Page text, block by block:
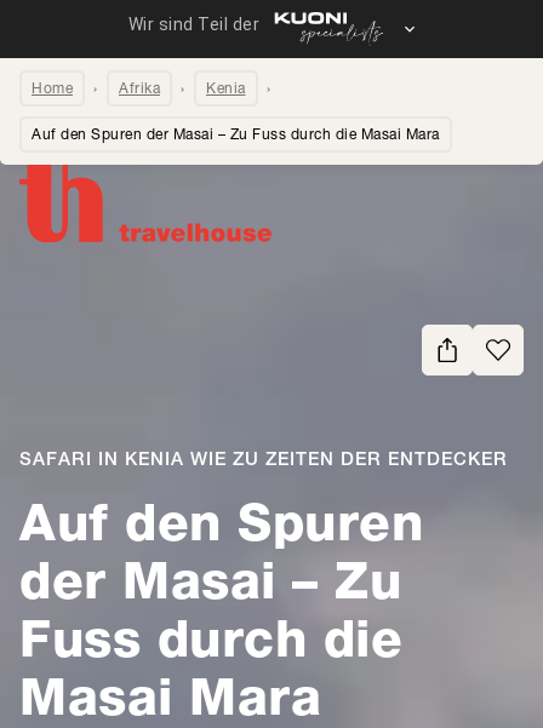
Home Afrika Kenia
Auf den Spuren der Masai – Zu Fuss durch die Masai Mara
Auf den Spuren
der Masai – Zu
Fuss durch die
Masai Mara
SAFARI IN KENIA WIE ZU ZEITEN DER ENTDECKER